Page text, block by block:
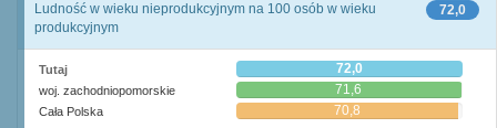
72,0
Ludność w wieku nieprodukcyjnym na 100 osób w wieku
produkcyjnym
Tutaj 72,0
woj. zachodniopomorskie 71,6
Cała Polska 70,8